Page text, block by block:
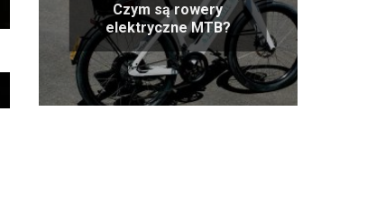
Czym są rowery
elektryczne MTB?